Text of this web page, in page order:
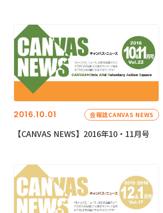
2016.10.01 会報誌CANVAS NEWS
【CANVAS NEWS】2016年10・11月号